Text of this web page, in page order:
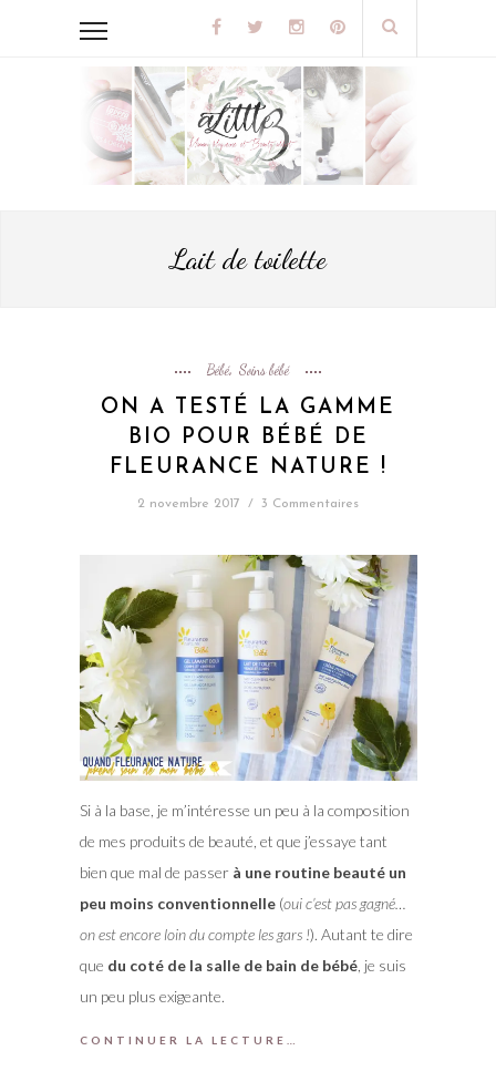
Lait de toilette
Bébé, Soins bébé
ON A TESTÉ LA GAMME
BIO POUR BÉBÉ DE
FLEURANCE NATURE !
2 novembre 2017 / 3 Commentaires
Si à la base, je m’intéresse un peu à la composition
de mes produits de beauté, et que j’essaye tant
bien que mal de passerà une routine beauté un
peu moins conventionnelle(oui c’est pas gagné…
on est encore loin du compte les gars !). Autant te dire
que du coté de la salle de bain de bébé, je suis
un peu plus exigeante.
CONTINUER LA LECTURE…